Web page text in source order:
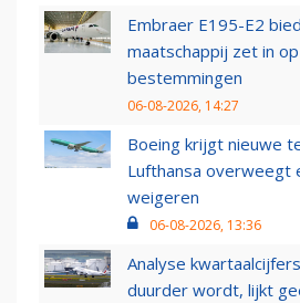
Embraer E195-E2
maatschappij zet in
bestemmingen
06-08-2026, 14:27
Boeing krijgt nieuwe
Lufthansa overweegt
weigeren
06-08-2026, 13:36
Analyse
duurder wordt, lijkt